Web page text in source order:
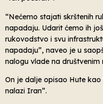
“Nećemo stajati skrštenih
napadaju. Udarit ćemo ih
rukovodstvo i svu
napadaju”, naveo je u
nalogu vlade na društvenim
On je dalje opisao Hute kao
nalazi Iran”.